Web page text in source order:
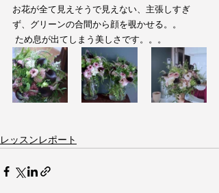
お花が全て見えそうで見えない、主張しすぎ
ず、グリーンの合間から顔を覗かせる。。
ため息が出てしまう美しさです。。。
レッスンレポート